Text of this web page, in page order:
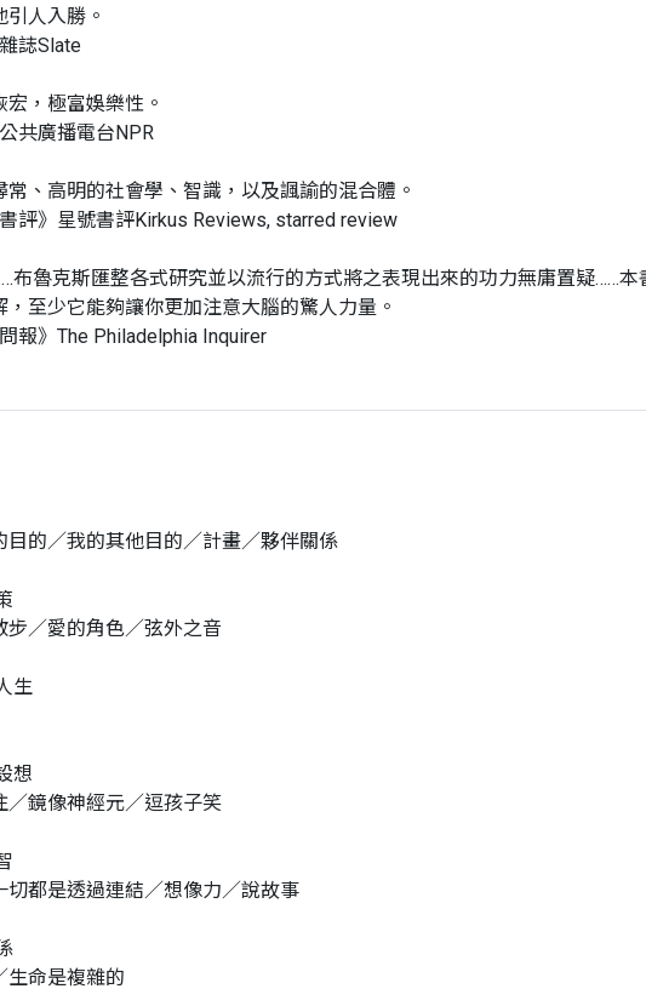
人入勝。
誌Slate
，極富娛樂性。
共廣播電台NPR
、高明的社會學、智識，以及諷諭的混合體。
評》星號書評Kirkus Reviews, starred review
魯克斯匯整各式研究並以流行的方式將之表現出來的功力無庸置疑……本
，至少它能夠讓你更加注意大腦的驚人力量。
報》The Philadelphia Inquirer
目的／我的其他目的／計畫／夥伴關係
步／愛的角色／弦外之音
生
想
／鏡像神經元／逗孩子笑
切都是透過連結／想像力／說故事
生命是複雜的